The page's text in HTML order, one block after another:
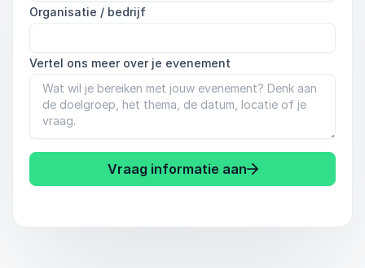
Organisatie / bedrijf
Vertel ons meer over je evenement
Vraag informatie aan